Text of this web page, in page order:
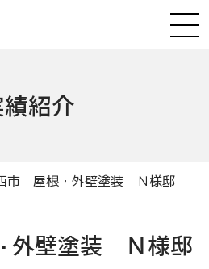
績紹介
市 屋根・外壁塗装 Ｎ様邸
外壁塗装 Ｎ様邸